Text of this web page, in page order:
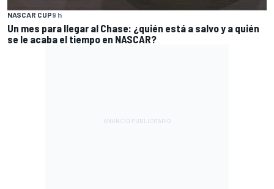
NASCAR CUP9 h
Un mes para llegar al Chase: ¿quién está a salvo y a quién
se le acaba el tiempo en NASCAR?